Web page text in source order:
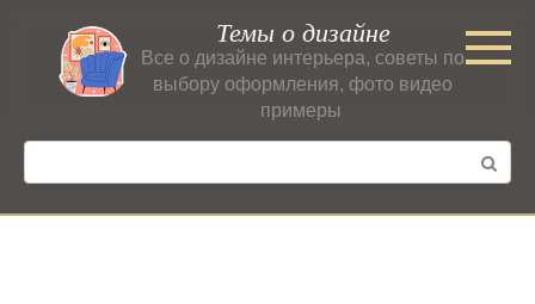
контенту
Темы о дизайне
Все о дизайне интерьера, советы по
выбору оформления, фото видео
примеры
Поиск: